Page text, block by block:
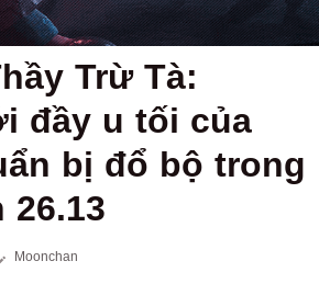
Trừ Tà:
đầy u tối của
bị đổ bộ trong
26.13
Moonchan